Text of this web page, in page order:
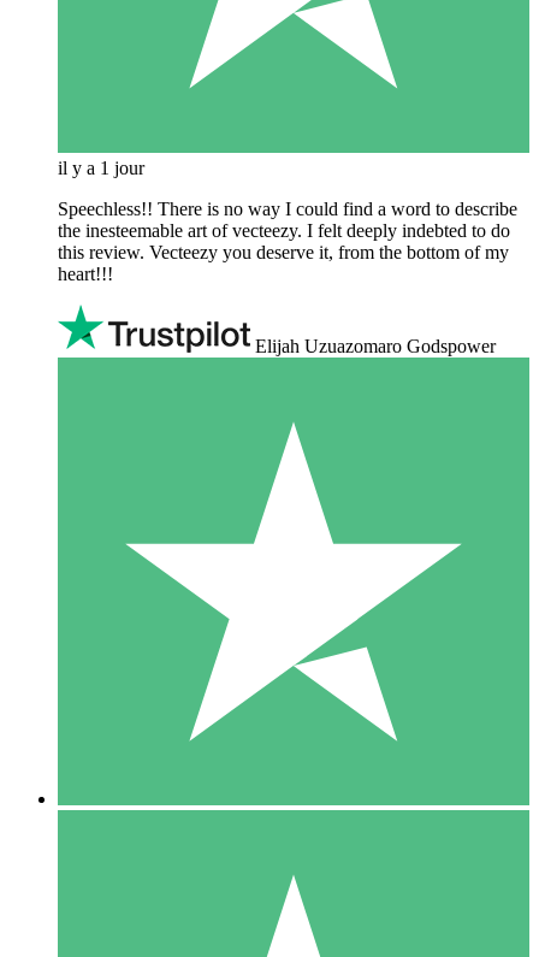
il y a 1 jour
Speechless!! There is no way I could find a word to describe
the inesteemable art of vecteezy. I felt deeply indebted to do
this review. Vecteezy you deserve it, from the bottom of my
heart!!!
Elijah Uzuazomaro Godspower